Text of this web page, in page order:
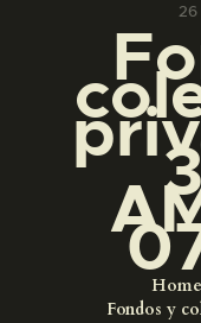
26
Home
Fondos y
█
EL